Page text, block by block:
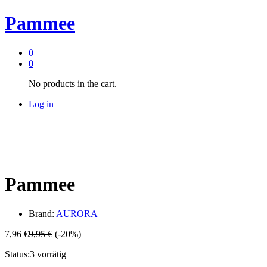
Pammee
0
0
No products in the cart.
Log in
Pammee
Brand: AURORA
7,96 €9,95€ (-20%)
Status:3 vorrätig